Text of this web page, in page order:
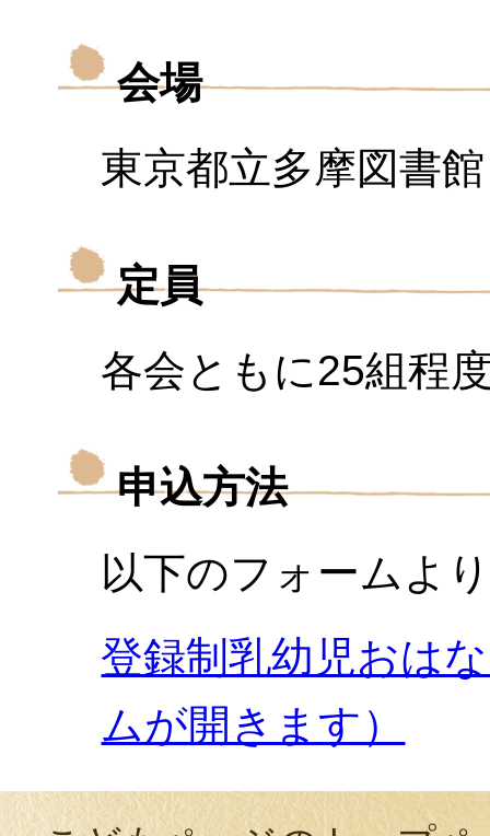
会場
東京都立多摩図
定員
各会ともに25組程
申込方法
以下のフォームよ
登録制乳幼児おは
ムが開きます）